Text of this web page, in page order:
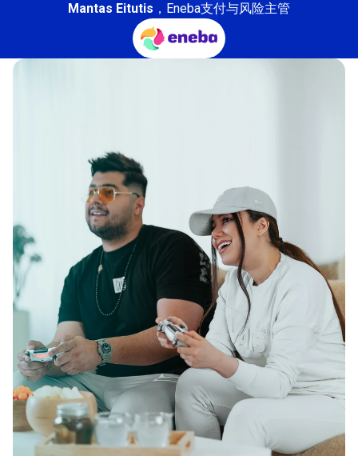
Mantas Eitutis ，Eneba支付与风险主管